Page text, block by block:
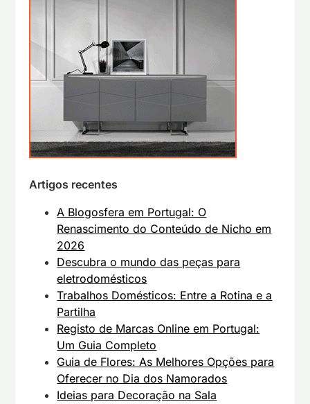
Artigos recentes
A Blogosfera em Portugal: O
Renascimento do Conteúdo de Nicho em
2026
Descubra o mundo das peças para
eletrodomésticos
Trabalhos Domésticos: Entre a Rotina e a
Partilha
Registo de Marcas Online em Portugal:
Um Guia Completo
Guia de Flores: As Melhores Opções para
Oferecer no Dia dos Namorados
Ideias para Decoração na Sala